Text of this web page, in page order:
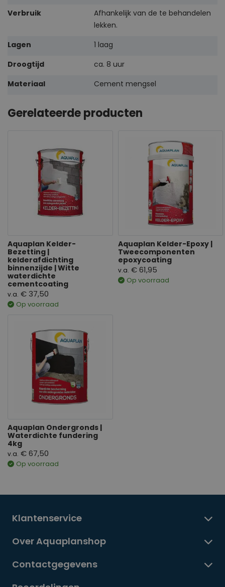
Verbruik
Afhankelijk van de te behandelen
lekken.
Lagen
1 laag
Droogtijd
ca. 8 uur
Materiaal
Cement mengsel
Gerelateerde producten
Aquaplan Kelder-
Bezetting |
kelderafdichting
binnenzijde | Witte
waterdichte
cementcoating
v.a. € 37,50
Op voorraad
Aquaplan Kelder-Epoxy |
Tweecomponenten
epoxycoating
v.a. € 61,95
Op voorraad
Aquaplan Ondergronds |
Waterdichte fundering
4kg
v.a. € 67,50
Op voorraad
Klantenservice
Over Aquaplanshop
Contactgegevens